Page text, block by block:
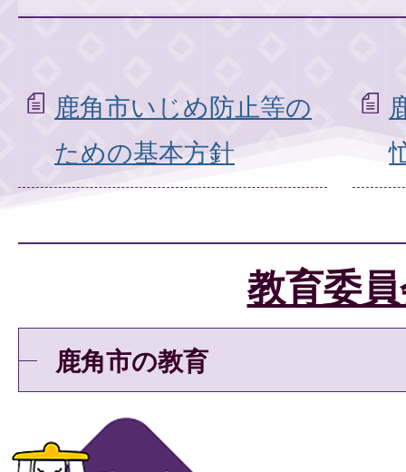
鹿角市いじめ防止等の
ための基本方針
教育委
鹿角市の教育